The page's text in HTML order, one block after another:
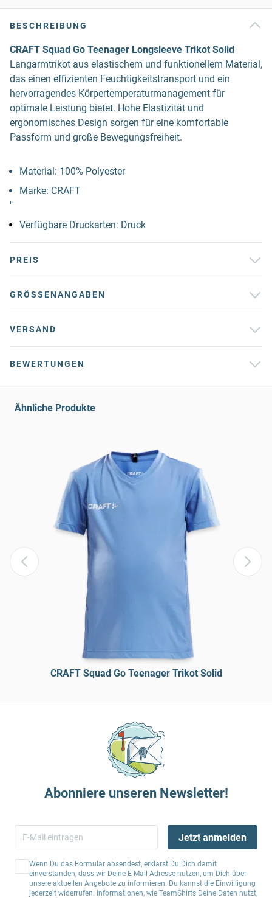
BESCHREIBUNG
CRAFT Squad Go Teenager Longsleeve Trikot Solid
Langarmtrikot aus elastischem und funktionellem Material,
das einen effizienten Feuchtigkeitstransport und ein
hervorragendes Körpertemperaturmanagement für
optimale Leistung bietet. Hohe Elastizität und
ergonomisches Design sorgen für eine komfortable
Passform und große Bewegungsfreiheit.
Material: 100% Polyester
Marke: CRAFT
"
Verfügbare Druckarten: Druck
PREIS
GRÖSSENANGABEN
VERSAND
BEWERTUNGEN
Ähnliche Produkte
CRAFT Squad Go Teenager Trikot Solid
Abonniere unseren Newsletter!
Jetzt anmelden
Wenn Du das Formular absendest, erklärst Du Dich damit
einverstanden, dass wir Deine E-Mail-Adresse nutzen, um Dich über
unsere aktuellen Angebote zu informieren. Du kannst die Einwilligung
jederzeit widerrufen. Informationen, wie TeamShirts Deine Daten nutzt,